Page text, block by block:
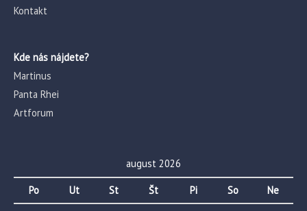
Kontakt
Kde nás nájdete?
Martinus
Panta Rhei
Artforum
august 2026
Po Ut St Št Pi So
Ne